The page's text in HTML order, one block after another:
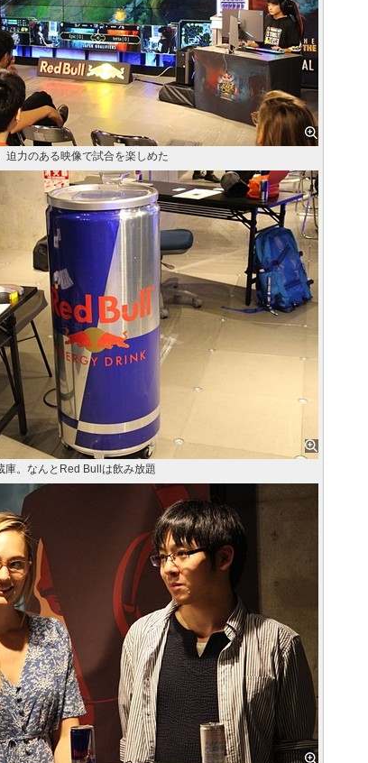
迫力のある映像で試合を楽しめた
庫。なんとRed Bullは飲み放題